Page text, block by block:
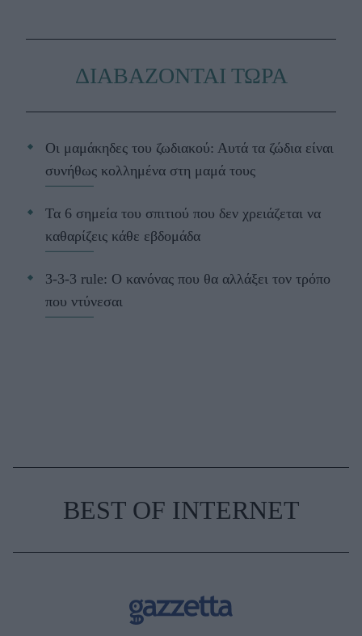
ΔΙΑΒΑΖΟΝΤΑΙ ΤΩΡΑ
Οι μαμάκηδες του ζωδιακού: Αυτά τα ζώδια είναι
συνήθως κολλημένα στη μαμά τους
Τα 6 σημεία του σπιτιού που δεν χρειάζεται να
καθαρίζεις κάθε εβδομάδα
3-3-3 rule: Ο κανόνας που θα αλλάξει τον τρόπο
που ντύνεσαι
BEST OF INTERNET